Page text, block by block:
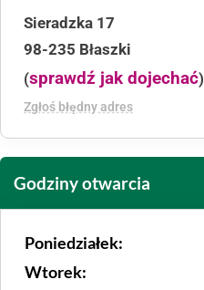
Sieradzka 17
98-235 Błaszki
(sprawdź jak dojechać)
Zgłoś błędny adres
Godziny otwarcia
Poniedziałek:
Wtorek: